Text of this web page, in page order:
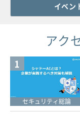
イベン
アク
1
セキュリティ総論